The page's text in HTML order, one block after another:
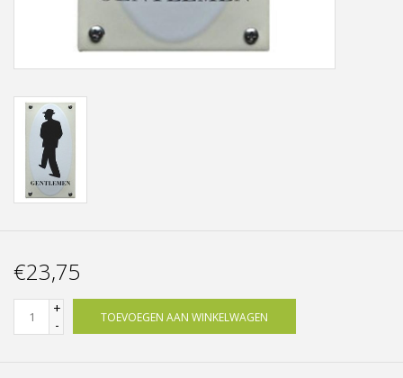
Cadeaubonnen
gesneden
Portfolio
kleuren en lettertypes
€23,75
+
-
TOEVOEGEN AAN WINKELWAGEN